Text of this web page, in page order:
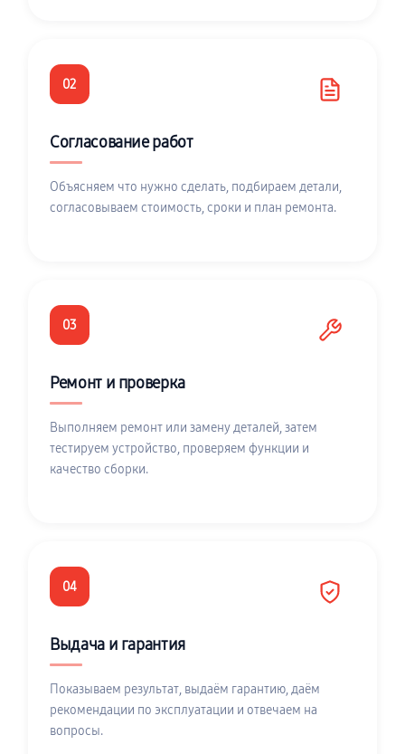
02
Согласование работ
Объясняем что нужно сделать, подбираем детали,
согласовываем стоимость, сроки и план ремонта.
03
Ремонт и проверка
Выполняем ремонт или замену деталей, затем
тестируем устройство, проверяем функции и
качество сборки.
04
Выдача и гарантия
Показываем результат, выдаём гарантию, даём
рекомендации по эксплуатации и отвечаем на
вопросы.